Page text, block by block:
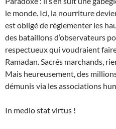
le monde. Ici, la nourriture
est obligé de règlementer les
des bataillons d’observateurs
respectueux qui voudraient
Ramadan. Sacrés marchands,
Mais heureusement, des
démunis via les associations
In medio stat virtus !